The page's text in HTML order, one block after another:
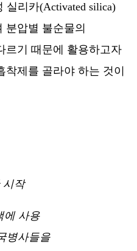
실리카(Activated silica)
분압별 불순물의
르기 때문에 활용하고자
제를 골라야 하는 것이
시작
에 사용
병사들을